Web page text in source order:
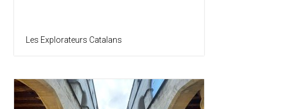
Les Explorateurs Catalans